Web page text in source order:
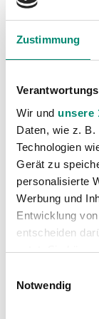
Zustimmung
Wir und unsere
Daten, wie z.
Technologien
Gerät zu
personalisierte
Werbung und
Entwicklung
entscheiden
nutzt. Sie
Trigger Symbol
Notwendig
Kategorien
Akademie
Allgemeine News
Nachwuchs